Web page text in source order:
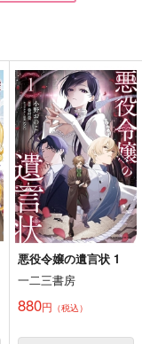
巣箱
お火延べ
1,100円（税込）
空×放浪者
サンプル
作品詳細
悪役令嬢の遺言状 1
一二三書房
880円 （税込）